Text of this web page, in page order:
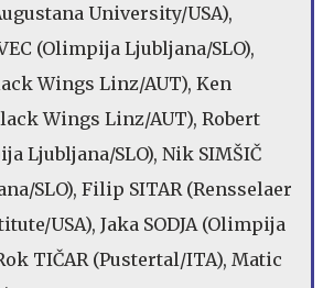
University/USA),
(Olimpija Ljubljana/SLO),
Wings Linz/AUT), Ken
Wings Linz/AUT), Robert
Ljubljana/SLO), Nik SIMŠIČ
SLO), Filip SITAR (Rensselaer
USA), Jaka SODJA (Olimpija
TIČAR (Pustertal/ITA), Matic